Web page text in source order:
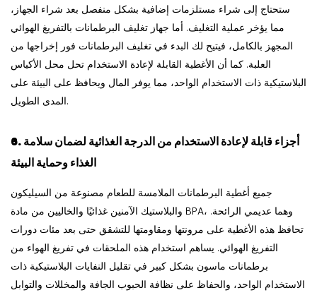
ستحتاج إلى شراء مستلزمات إضافية بشكل منفصل بعد شراء الجهاز،
مما يؤخر عملية التغليف. أما جهاز تغليف البرطمانات بالتفريغ الهوائي
المجهز بالكامل، فيتيح لك البدء في تغليف البرطمانات فور إخراجها من
العلبة. كما أن الأغطية القابلة لإعادة الاستخدام تحل محل الأكياس
البلاستيكية ذات الاستخدام الواحد، مما يوفر المال ويحافظ على البيئة على
المدى الطويل.
6. أجزاء قابلة لإعادة الاستخدام من الدرجة الغذائية لضمان سلامة
الغذاء وحماية البيئة
جميع أغطية البرطمانات الملامسة للطعام مصنوعة من السيليكون
والبلاستيك الآمنين غذائيًا والخاليين من مادة BPA، وهما عديمي الرائحة.
تحافظ هذه الأغطية على مرونتها ومقاومتها للتشقق حتى بعد مئات دورات
التفريغ الهوائي. يساهم استخدام هذه الملحقات في تفريغ الهواء من
برطمانات ماسون بشكل كبير في تقليل النفايات البلاستيكية ذات
الاستخدام الواحد، والحفاظ على نظافة الحبوب الجافة والمخللات والتوابل